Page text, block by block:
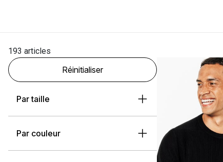
193 articles
Réinitialiser
Par taille
Par couleur